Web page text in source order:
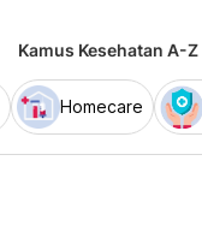
Kamus Kesehatan A-Z
Homecare